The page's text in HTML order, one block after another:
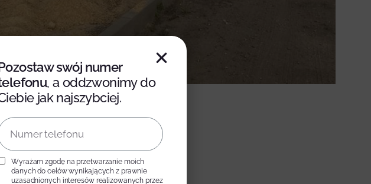
swój numer
, a oddzwonimy do
jak najszybciej.
Wyrażam zgodę na przetwarzanie moich
danych do celów wynikających z prawnie
uzasadnionych interesów realizowanych przez